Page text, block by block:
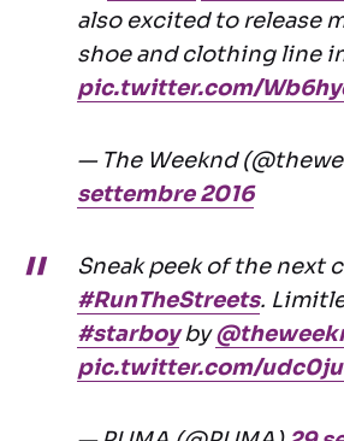
also excited to release
shoe and clothing line
pic.twitter.com/
— The Weeknd
settembre 2016
Sneak peek of the next
#RunTheStreets.
#starboyby
pic.twitter.com/